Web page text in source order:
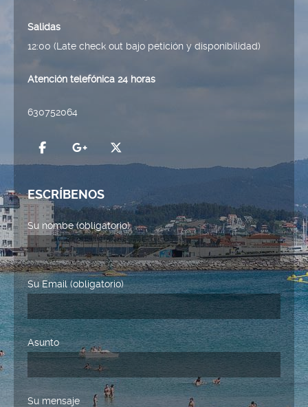
Salidas
12:00 (Late check out bajo petición y disponibilidad)
Atención telefónica 24 horas
630752064
ESCRÍBENOS
Su nombe (obligatorio)
Su Email (obligatorio)
Asunto
Su mensaje